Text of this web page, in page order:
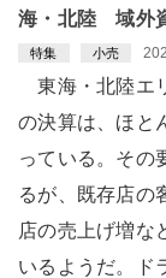
海・北陸 域外
特集 小売
東海・北陸エ
の決算は、ほと
っている。その
るが、既存店の
店の売上げ増な
いるようだ。ド